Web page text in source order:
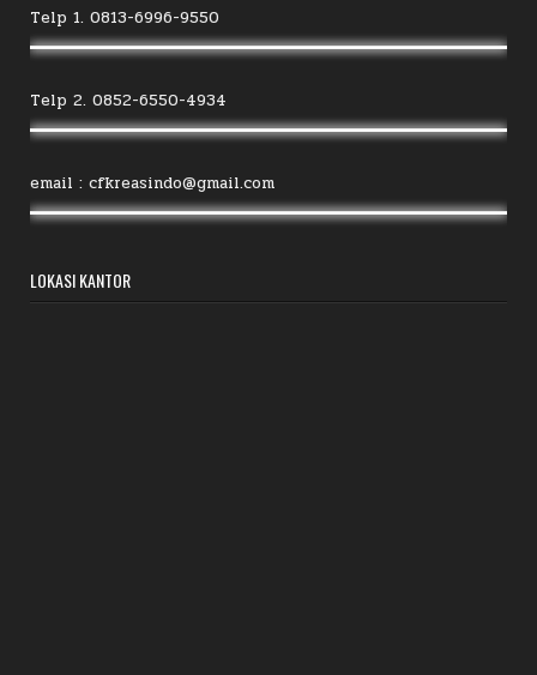
Telp 1. 0813-6996-9550
Telp 2. 0852-6550-4934
email : cfkreasindo@gmail.com
LOKASI KANTOR